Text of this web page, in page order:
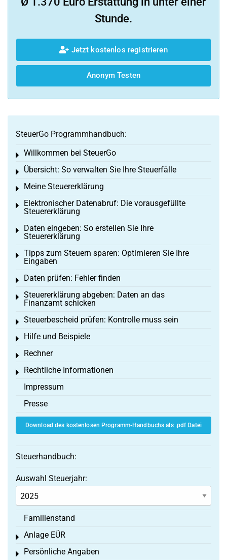
Stunde.
Jetzt kostenlos registrieren
Anonym Testen
SteuerGo Programmhandbuch:
Willkommen bei SteuerGo
Toggle menu
Übersicht: So verwalten Sie Ihre Steuerfälle
Toggle menu
Meine Steuererklärung
Toggle menu
Elektronischer Datenabruf: Die vorausgefüllte
Steuererklärung
Toggle menu
Daten eingeben: So erstellen Sie Ihre
Steuererklärung
Toggle menu
Tipps zum Steuern sparen: Optimieren Sie Ihre
Eingaben
Toggle menu
Daten prüfen: Fehler finden
Toggle menu
Steuererklärung abgeben: Daten an das
Finanzamt schicken
Toggle menu
Steuerbescheid prüfen: Kontrolle muss sein
Toggle menu
Hilfe und Beispiele
Toggle menu
Rechner
Toggle menu
Rechtliche Informationen
Toggle menu
Impressum
Presse
Download des kostenlosen Programm-Handbuchs als .pdf Datei
Steuerhandbuch:
Auswahl Steuerjahr:
Familienstand
Anlage EÜR
Toggle menu
Persönliche Angaben
Toggle menu